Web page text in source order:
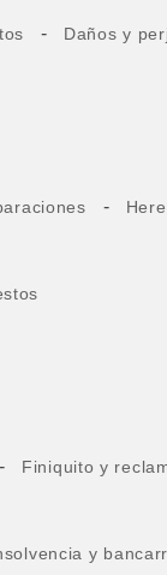
- Daños y
-
- Finiquito y
y